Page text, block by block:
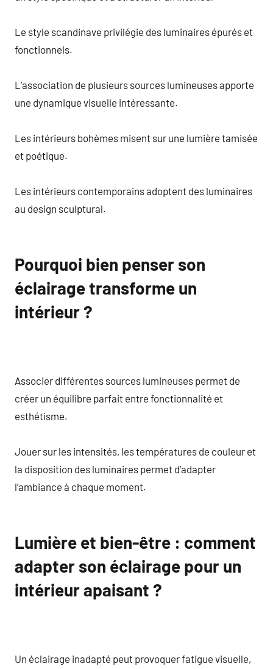
Le style scandinave privilégie des luminaires épurés et
fonctionnels.
L’association de plusieurs sources lumineuses apporte
une dynamique visuelle intéressante.
Les intérieurs bohèmes misent sur une lumière tamisée
et poétique.
Les intérieurs contemporains adoptent des luminaires
au design sculptural.
Pourquoi bien penser son
éclairage transforme un
intérieur ?
Associer différentes sources lumineuses permet de
créer un équilibre parfait entre fonctionnalité et
esthétisme.
Jouer sur les intensités, les températures de couleur et
la disposition des luminaires permet d’adapter
l’ambiance à chaque moment.
Lumière et bien-être : comment
adapter son éclairage pour un
intérieur apaisant ?
Un éclairage inadapté peut provoquer fatigue visuelle,